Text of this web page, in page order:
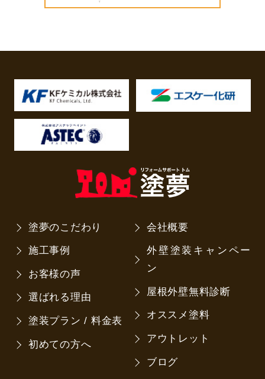
塗夢のこだわり
施工事例
お客様の声
選ばれる理由
塗装プラン / 料金表
初めての方へ
会社概要
外壁塗装キャンペー
ン
屋根外壁無料診断
オススメ塗料
アウトレット
ブログ